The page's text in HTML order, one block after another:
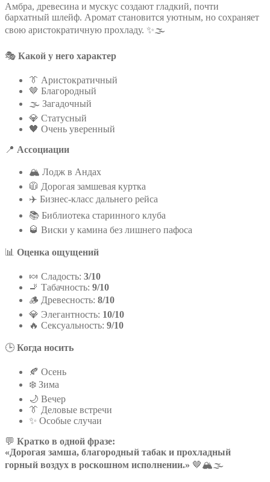
Амбра, древесина и мускус создают гладкий, почти
бархатный шлейф. Аромат становится уютным, но сохраняет
свою аристократичную прохладу. ✨🌫️
🎭 Какой у него характер
👔 Аристократичный
🤎 Благородный
🌫️ Загадочный
💎 Статусный
🖤 Очень уверенный
📍 Ассоциации
🏔️ Лодж в Андах
🧥 Дорогая замшевая куртка
✈️ Бизнес-класс дальнего рейса
📚 Библиотека старинного клуба
🥃 Виски у камина без лишнего пафоса
📊 Оценка ощущений
🍬 Сладость: 3/10
🚬 Табачность: 9/10
🪵 Древесность: 8/10
💎 Элегантность: 10/10
🔥 Сексуальность: 9/10
🕒 Когда носить
🍂 Осень
❄️ Зима
🌙 Вечер
👔 Деловые встречи
✨ Особые случаи
💬 Кратко в одной фразе:
«Дорогая замша, благородный табак и прохладный
горный воздух в роскошном исполнении.» 🤎🏔️🌫️